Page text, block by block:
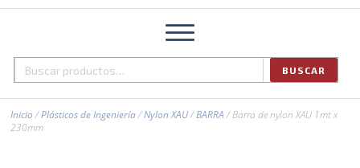
Buscar
BUSCAR
Inicio/Plásticos de Ingeniería/Nylon XAU/BARRA/ Barra de nylon XAU 1mt x
230mm